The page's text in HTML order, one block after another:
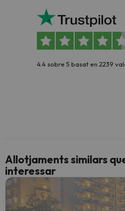
4.4 sobre 5 basat en 2239
Allotjaments similars
interessar